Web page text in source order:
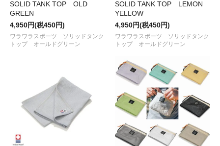
compassが入荷しました
●2023/ 5/21
HARVESTA! HABICOLからクールメッシュボン
デッジニッカパンツ
入荷しました
●2023/ 5/13OMA FACTORY から専用ノブなどが入荷しまし
た
Tシャツと本が入荷しました
●2023/ 4/18AS2OV
LANTERN SHADE、ガス缶CAPなど
が入荷しました
●2023/ 4/1
BURLAP OUTFITTER から3/4 B.C. SHIRT、
CAP、HAT
などが入荷しました
●2023/ 3/31BALLISTICS
DRILLED HAND AXE II ヒッコ
が入荷しました
●2023/ 3/17
から新刊自己啓発のひみつが入荷
SOLID TANK TOP OLD
GREEN
4,950円(税450円)
ワラワラスポーツ ソリッドタンク
トップ オールドグリーン
SOLID TANK TOP LEMON
YELLOW
4,950円(税450円)
ワラワラスポーツ ソリッドタンク
トップ オールドグリーン